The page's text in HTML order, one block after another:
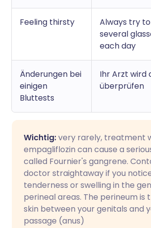
Feeling thirsty
Always try
several
each day
Änderungen bei
einigen
Bluttests
Ihr Arzt wird
überprüfen
Wichtig:very rarely, treatment
empagliflozin can cause a
called Fournier's gangrene.
doctor straightaway if you
tenderness or swelling in the
perineal areas. The perineum is
skin between your genitals and
passage (anus)